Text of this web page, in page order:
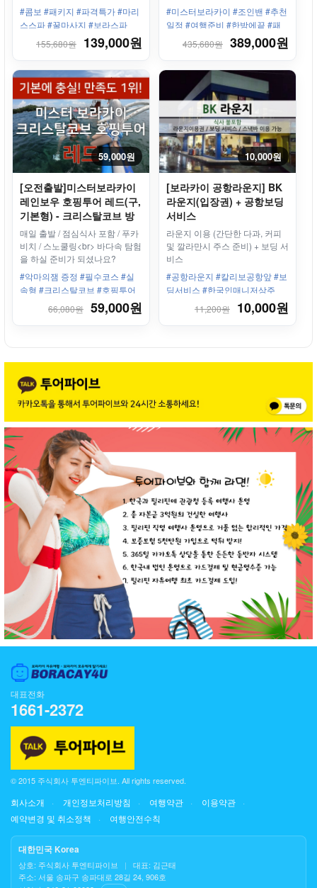
#콤보 #패키지 #파격특가 #마리
스스파 #꿀마사지 #보라스파
155,680원
139,000원
#미스터보라카이 #조인밴 #추천
일정 #여행준비 #한방에끝 #패
키지 #3박4일 #왕복픽업샌딩 #
마사지
435,680원 389,000원
59,000원
[오전출발]미스터보라카이
레인보우 호핑투어 레드(구,
기본형) - 크리스탈코브 방
문 + 바베큐 뷔페 점심식사
+카와스파 체험+스노클링
매일 출발 / 점심식사 포함 / 푸카
비치 / 스노쿨링<br> 바다속 탐험
을 하실 준비가 되셨나요?
#악마의잼 증정 #필수코스 #실
속형 #크리스탈코브 #호핑투어
#중식포함 #음료무제한 #스노클
링 #매일 출발 #사진촬영 #가족
66,080원 59,000원
10,000원
[보라카이 공항라운지] BK
라운지(입장권) + 공항보딩
서비스
라운지 이용 (간단한 다과, 커피
및 깔라만시 주스 준비) + 보딩 서
비스
#공항라운지 #칼리보공항앞 #보
딩서비스 #한국인매니저상주
11,200원
10,000원
대표전화
1661-2372
© 2015 주식회사 투엔티파이브. All rights reserved.
회사소개 개인정보처리방침 여행약관
이용약관
예약변경 및 취소정책
여행안전수칙
대한민국 Korea
상호: 주식회사 투엔티파이브 |
대표: 김근태
주소: 서울 송파구 송파대로 28길 24, 906호